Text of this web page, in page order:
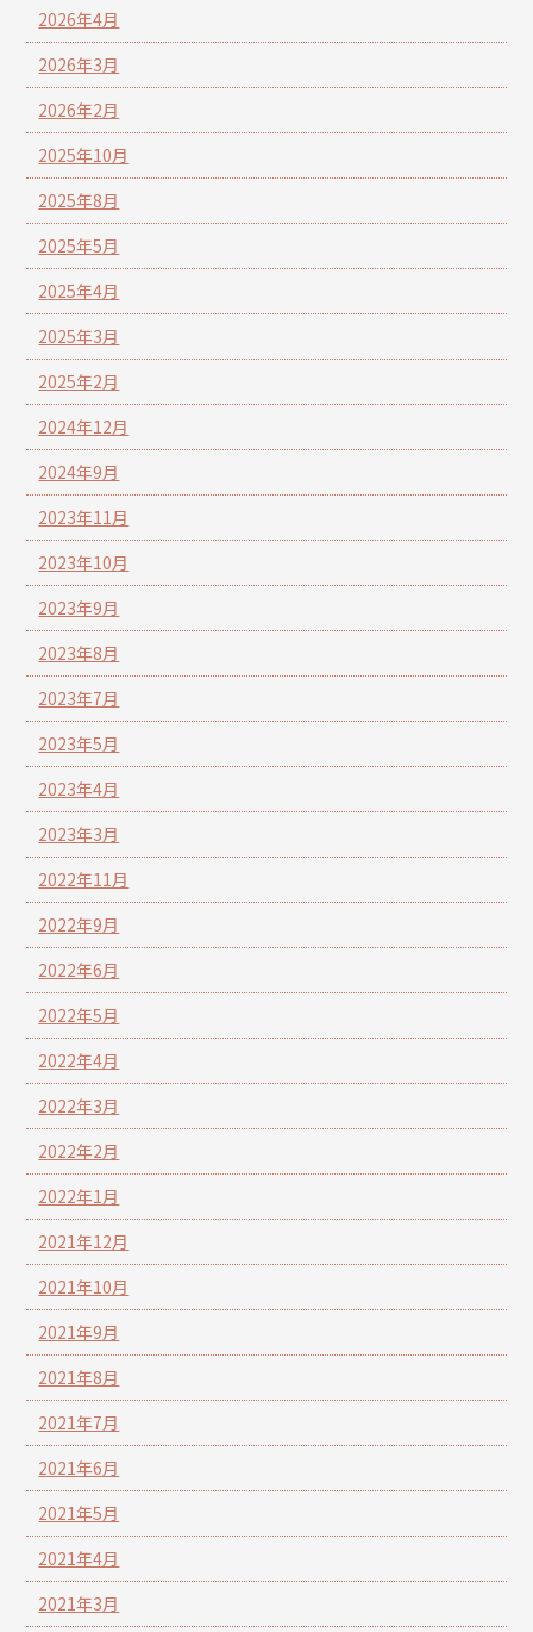
2026年4月
2026年3月
2026年2月
2025年10月
2025年8月
2025年5月
2025年4月
2025年3月
2025年2月
2024年12月
2024年9月
2023年11月
2023年10月
2023年9月
2023年8月
2023年7月
2023年5月
2023年4月
2023年3月
2022年11月
2022年9月
2022年6月
2022年5月
2022年4月
2022年3月
2022年2月
2022年1月
2021年12月
2021年10月
2021年9月
2021年8月
2021年7月
2021年6月
2021年5月
2021年4月
2021年3月